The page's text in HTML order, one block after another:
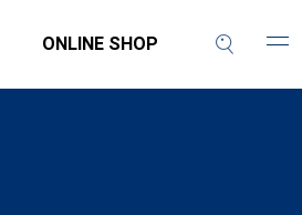
ONLINE SHOP